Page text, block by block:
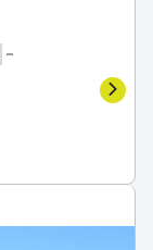
－